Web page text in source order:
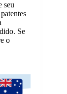
seu
Se
o